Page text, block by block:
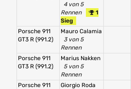
4 von 5
Rennen
1
Sieg
Porsche 911
GT3 R (991.2)
Mauro Calamia
3 von 5
Rennen
Porsche 911
GT3 R (991.2)
Marius Nakken
5 von 5
Rennen
Porsche 911
Giorgio Roda